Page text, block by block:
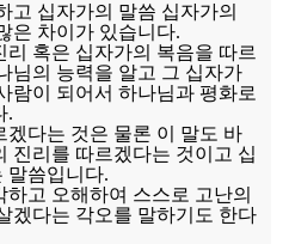
고 십자가의 말씀 십자가의
은 차이가 있습니다.
혹은 십자가의 복음을 따르
님의 능력을 알고 그 십자가
람이 되어서 하나님과 평화로
.
겠다는 것은 물론 이 말도 바
진리를 따르겠다는 것이고 십
말씀입니다.
고 오해하여 스스로 고난의
겠다는 각오를 말하기도 한다